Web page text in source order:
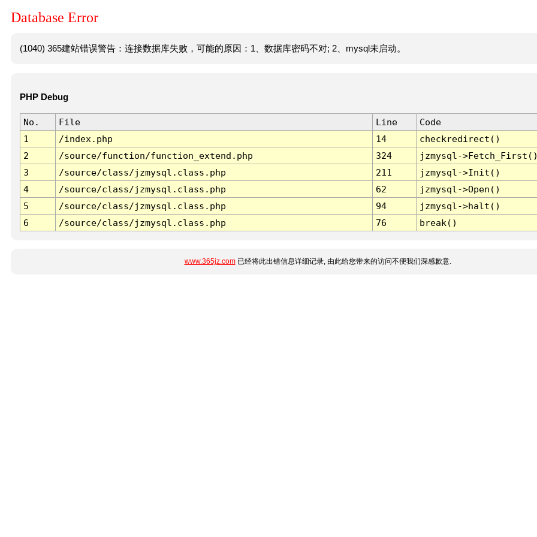
Database Error
(1040) 365建站错误警告：连接数据库失败，可能的原因：1、数据库密码不对; 2、mysql未启动。
PHP Debug
No. File Line
Code
1
/index.php 14
checkredirect()
2
/source/function/function_extend.php 324
jzmysql-
3
/source/class/jzmysql.class.php 211
jzmysql->Init()
4
/source/class/jzmysql.class.php 62
jzmysql->Open()
5
/source/class/jzmysql.class.php 94
jzmysql->halt()
6
/source/class/jzmysql.class.php 76 break()
www.365jz.com已经将此出错信息详细记录, 由此给您带来的访问不便我们深感歉意.